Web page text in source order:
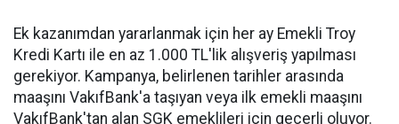
Ek kazanımdan yararlanmak için her ay Emekli Troy
Kredi Kartı ile en az 1.000 TL'lik alışveriş yapılması
gerekiyor. Kampanya, belirlenen tarihler arasında
maaşını VakıfBank'a taşıyan veya ilk emekli maaşını
VakıfBank'tan alan SGK emeklileri için geçerli oluyor.